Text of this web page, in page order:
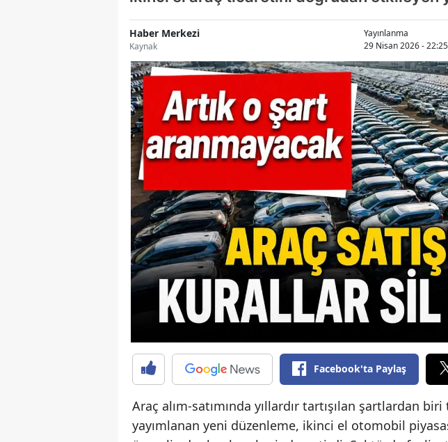
Haber Merkezi
Kaynak
Yayınlanma
29 Nisan 2026 - 22:25
Facebook'ta Paylaş
Araç alım-satımında yıllardır tartışılan şartlardan biri
yayımlanan yeni düzenleme, ikinci el otomobil